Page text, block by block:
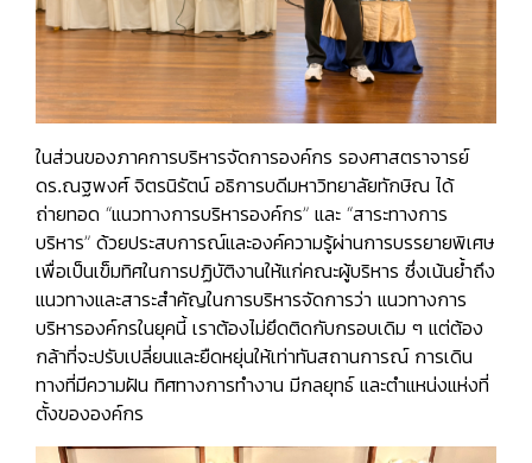
ในส่วนของภาคการบริหารจัดการองค์กร รองศาสตราจารย์
ดร.ณฐพงศ์ จิตรนิรัตน์ อธิการบดีมหาวิทยาลัยทักษิณ ได้
ถ่ายทอด “แนวทางการบริหารองค์กร” และ “สาระทางการ
บริหาร” ด้วยประสบการณ์และองค์ความรู้ผ่านการบรรยายพิเศษ
เพื่อเป็นเข็มทิศในการปฏิบัติงานให้แก่คณะผู้บริหาร ซึ่งเน้นย้ำถึง
แนวทางและสาระสำคัญในการบริหารจัดการว่า แนวทางการ
บริหารองค์กรในยุคนี้ เราต้องไม่ยึดติดกับกรอบเดิม ๆ แต่ต้อง
กล้าที่จะปรับเปลี่ยนและยืดหยุ่นให้เท่าทันสถานการณ์ การเดิน
ทางที่มีความฝัน ทิศทางการทำงาน มีกลยุทธ์ และตำแหน่งแห่งที่
ตั้งขององค์กร